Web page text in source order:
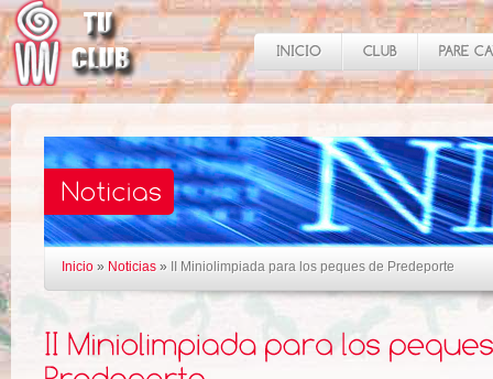
Inicio » Noticias » II Miniolimpiada para los peques de Predeporte